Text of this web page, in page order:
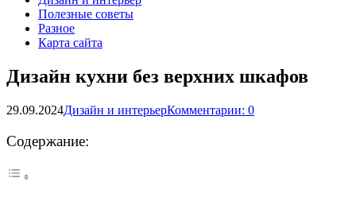
Полезные советы
Разное
Карта сайта
Дизайн кухни без верхних шкафов
29.09.2024Дизайн и интерьерКомментарии: 0
Содержание: